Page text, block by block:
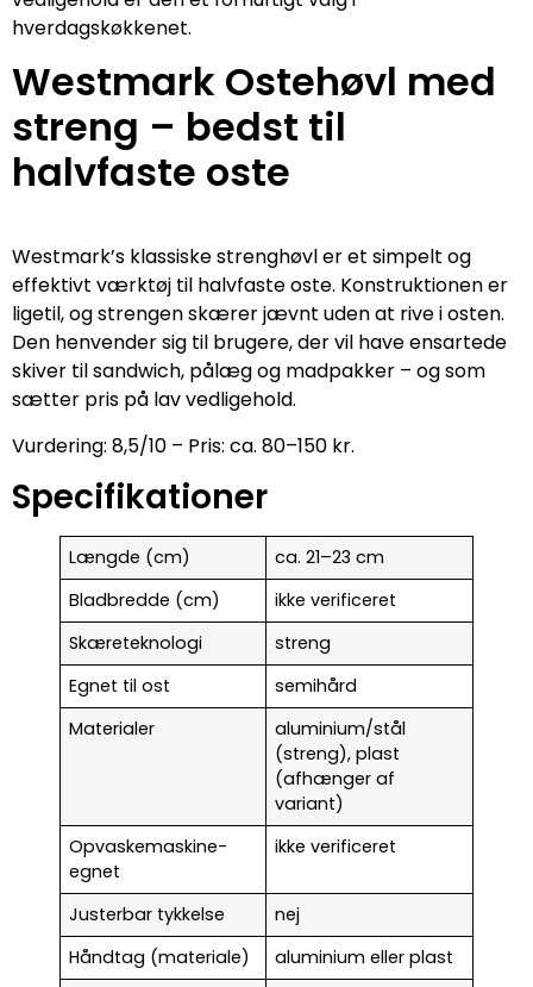
hverdagskøkkenet.
Westmark Ostehøvl med
streng – bedst til
halvfaste oste
Westmark’s klassiske strenghøvl er et simpelt og
effektivt værktøj til halvfaste oste. Konstruktionen er
ligetil, og strengen skærer jævnt uden at rive i osten.
Den henvender sig til brugere, der vil have ensartede
skiver til sandwich, pålæg og madpakker – og som
sætter pris på lav vedligehold.
Vurdering: 8,5/10 – Pris: ca. 80–150 kr.
Specifikationer
Længde (cm)
ca. 21–23 cm
Bladbredde (cm)
ikke verificeret
Skæreteknologi
streng
Egnet til ost
semihård
Materialer
aluminium/stål
(streng), plast
(afhænger af
variant)
Opvaskemaskine-
egnet
ikke verificeret
Justerbar tykkelse
nej
Håndtag (materiale)
aluminium eller plast